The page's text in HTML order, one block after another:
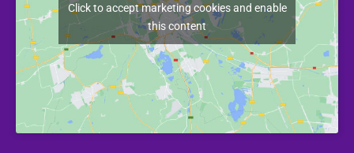
Click to accept marketing cookies and enable
this content